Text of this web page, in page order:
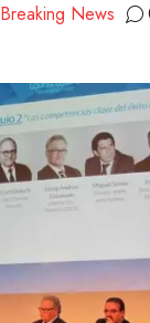
Breaking News